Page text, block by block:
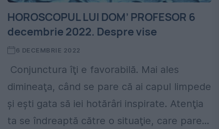
HOROSCOPUL LUI DOM’ PROFESOR 6
decembrie 2022. Despre vise
6 DECEMBRIE 2022
Conjunctura îţi e favorabilă. Mai ales
dimineaţa, când se pare că ai capul limpede
şi eşti gata să iei hotărâri inspirate. Atenţia
ta se îndreaptă către o situaţie, care pare...